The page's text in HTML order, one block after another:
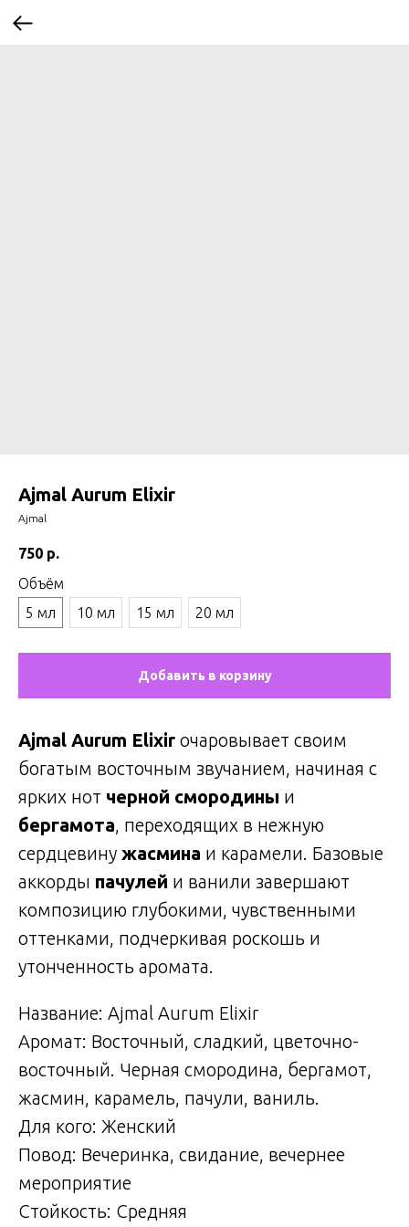
Ajmal Aurum Elixir
Ajmal
750 р.
Объём
5 мл
10 мл 15 мл 20 мл
Добавить в корзину
Ajmal Aurum Elixir очаровывает своим
богатым восточным звучанием, начиная с
ярких нот черной смородины и
бергамота, переходящих в нежную
сердцевину жасмина и карамели. Базовые
аккорды пачулей и ванили завершают
композицию глубокими, чувственными
оттенками, подчеркивая роскошь и
утонченность аромата.
Название: Ajmal Aurum Elixir
Аромат: Восточный, сладкий, цветочно-
восточный. Черная смородина, бергамот,
жасмин, карамель, пачули, ваниль.
Для кого: Женский
Повод: Вечеринка, свидание, вечернее
мероприятие
Стойкость: Средняя